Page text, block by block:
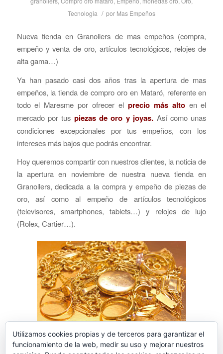
Tecnologia / por Mas Empeños
Nueva tienda en Granollers de mas empeños (compra,
empeño y venta de oro, artículos tecnológicos, relojes de
alta gama…)
Ya han pasado casi dos años tras la apertura de mas
empeños, la tienda de compro oro en Mataró, referente en
todo el Maresme por ofrecer el precio más alto en el
mercado por tus piezas de oro y joyas. Así como unas
condiciones excepcionales por tus empeños, con los
intereses más bajos que podrás encontrar.
Hoy queremos compartir con nuestros clientes, la noticia de
la apertura en noviembre de nuestra nueva tienda en
Granollers, dedicada a la compra y empeño de piezas de
oro, así como al empeño de artículos tecnológicos
(televisores, smartphones, tablets…) y relojes de lujo
(Rolex, Cartier…).
Leer más
Utilizamos cookies propias y de terceros para garantizar el
funcionamiento de la web, medir su uso y mejorar nuestros